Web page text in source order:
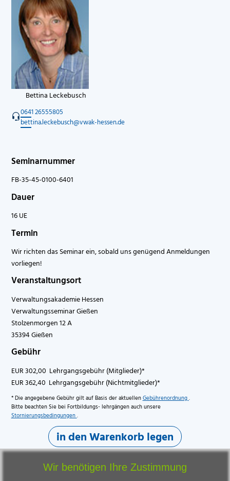
Bettina Leckebusch
0641 26555805
bettina.leckebusch@vwak-hessen.de
Seminarnummer
FB-35-45-0100-6401
Dauer
16 UE
Termin
Wir richten das Seminar ein, sobald uns genügend Anmeldungen
vorliegen!
Veranstaltungsort
Verwaltungsakademie Hessen
Verwaltungsseminar Gießen
Stolzenmorgen 12 A
35394 Gießen
Gebühr
EUR 302,00 Lehrgangsgebühr (Mitglieder)*
EUR 362,40 Lehrgangsgebühr (Nichtmitglieder)*
* Die angegebene Gebühr gilt auf Basis der aktuellenGebührenordnung.
Bitte beachten Sie bei Fortbildungs- lehrgängen auch unsere
Stornierungsbedingungen.
in den Warenkorb legen
Wir benötigen Ihre Zustimmung